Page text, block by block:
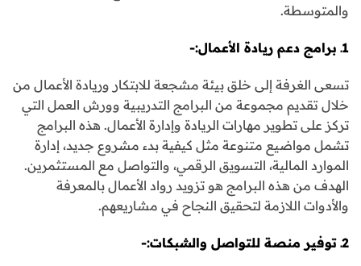
والمتوسطة.
1ـ برامج دعم ريادة الأعمال:-
تسعى الغرفة إلى خلق بيئة مشجعة للابتكار وريادة الأعمال من
خلال تقديم مجموعة من البرامج التدريبية وورش العمل التي
تركز على تطوير مهارات الريادة وإدارة الأعمال. هذه البرامج
تشمل مواضيع متنوعة مثل كيفية بدء مشروع جديد، إدارة
الموارد المالية، التسويق الرقمي، والتواصل مع المستثمرين.
الهدف من هذه البرامج هو تزويد رواد الأعمال بالمعرفة
والأدوات اللازمة لتحقيق النجاح في مشاريعهم.
2ـ توفير منصة للتواصل والشبكات:-